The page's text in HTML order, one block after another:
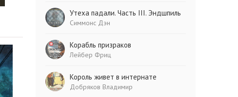
07:15
08:36
05:25
11:14
Утеха падали. Часть III. Эндшпиль
Симмонс Дэн
Корабль призраков
Лейбер Фриц
Король живет в интернате
Добряков Владимир